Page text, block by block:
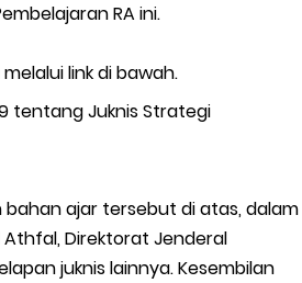
RA ini.
melalui link di bawah.
tentang Juknis Strategi
ajar tersebut di atas, dalam
Direktorat Jenderal
juknis lainnya. Kesembilan